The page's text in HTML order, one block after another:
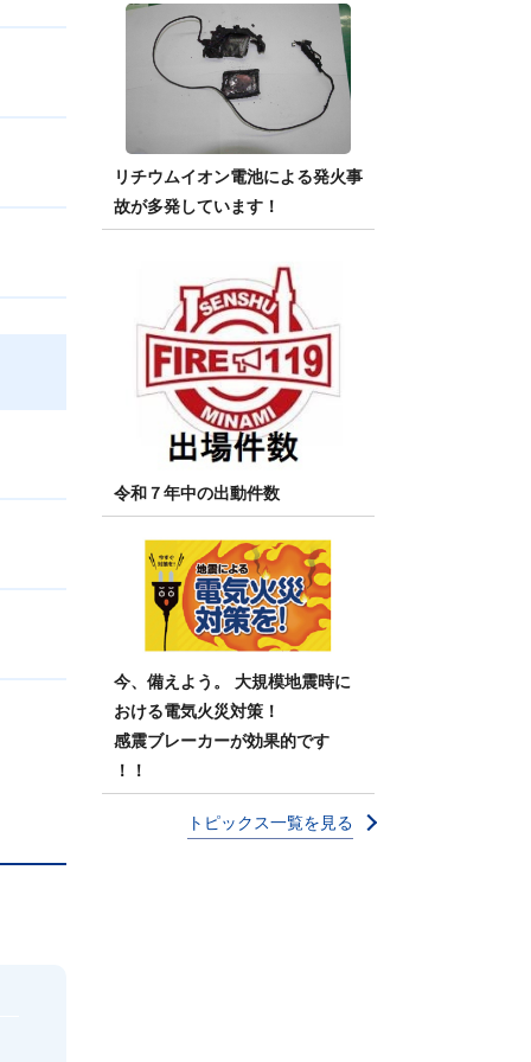
リチウムイオン電池による発火事
故が多発しています！
令和７年中の出動件数
今、備えよう。 大規模地震時に
おける電気火災対策！
感震ブレーカーが効果的です
！！
トピックス一覧を見る